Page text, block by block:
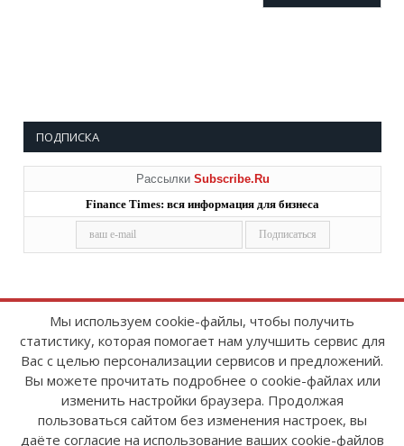
ПОДПИСКА
Рассылки Subscribe.Ru
Finance Times: вся информация для бизнеса
Copyright © 2008-2026FinanceTimes
Зарегистрировано в Роскомнадзоре
Свидетельство о регистрации СМИ:
серия Эл № ФС77-86300 от 10 ноября 2023 г
Мы используем cookie-файлы, чтобы получить
статистику, которая помогает нам улучшить сервис для
Вас с целью персонализации сервисов и предложений.
Вы можете прочитать подробнее о cookie-файлах или
изменить настройки браузера. Продолжая
пользоваться сайтом без изменения настроек, вы
даёте согласие на использование ваших cookie-файлов